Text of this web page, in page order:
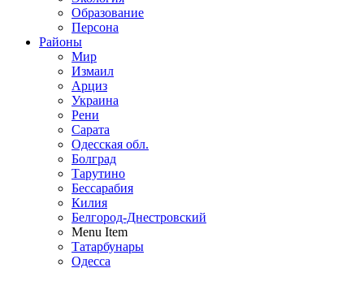
Образование
Персона
Районы
Мир
Измаил
Арциз
Украина
Рени
Сарата
Одесская обл.
Болград
Тарутино
Бессарабия
Килия
Белгород-Днестровский
Menu Item
Татарбунары
Одесса